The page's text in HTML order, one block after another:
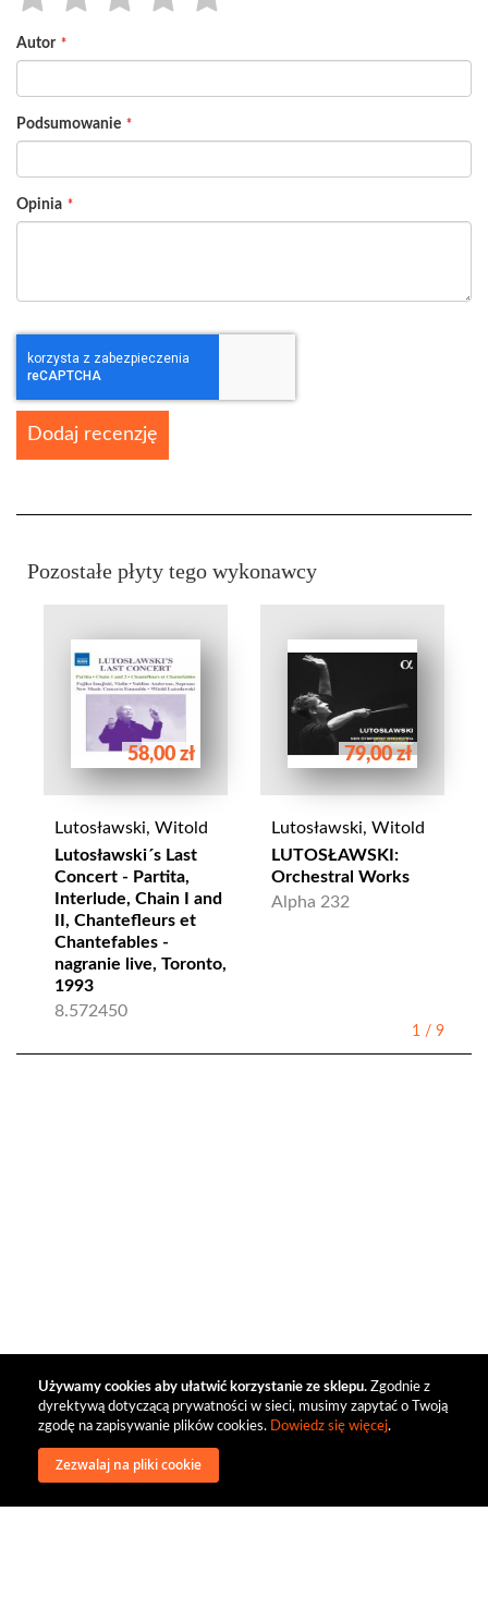
Używamy cookies aby ułatwić korzystanie ze sklepu. Zgodnie z
dyrektywą dotyczącą prywatności w sieci, musimy zapytać o Twoją
zgodę na zapisywanie plików cookies. Dowiedz się więcej.
Zezwalaj na pliki cookie
star
stars
stars
stars
stars
Autor
Podsumowanie
Opinia
Dodaj recenzję
Pozostałe płyty tego wykonawcy
58,00 zł
Lutosławski, Witold
Lutosławski´s Last
Concert - Partita,
Interlude, Chain I and
II, Chantefleurs et
Chantefables -
nagranie live, Toronto,
1993
8.572450
79,00 zł
Lutosławski, Witold
LUTOSŁAWSKI:
Orchestral Works
Alpha 232
1 / 9